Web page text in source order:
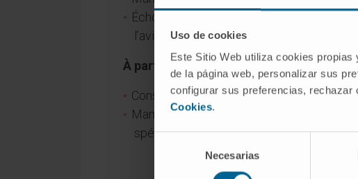
Uso de cookies
Este Sitio Web utiliza cookies
de la página web, personalizar sus
configurar sus preferencias,
Cookies.
consentimiento
Necesarias
Échographie mammaire complémentaire
l’avis médical).
À partir de 50 ans :
Consultation gynécologique.
Mammographie bilatérale. En cas
spécialiste, ponction et microbiopsie.